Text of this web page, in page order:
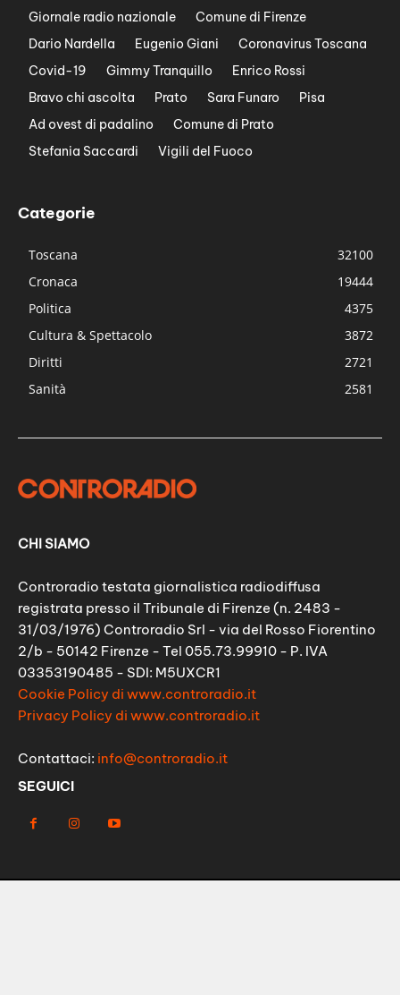
Giornale radio nazionale
Comune di Firenze
Dario Nardella
Eugenio Giani
Coronavirus Toscana
Covid-19
Gimmy Tranquillo
Enrico Rossi
Bravo chi ascolta
Prato Sara Funaro
Pisa
Ad ovest di padalino
Comune di Prato
Stefania Saccardi
Vigili del Fuoco
Categorie
Toscana
32100
Cronaca
19444
Politica
4375
Cultura & Spettacolo
3872
Diritti
2721
Sanità
2581
CHI SIAMO
Controradio testata giornalistica radiodiffusa
registrata presso il Tribunale di Firenze (n. 2483 -
31/03/1976) Controradio Srl - via del Rosso Fiorentino
2/b - 50142 Firenze - Tel 055.73.99910 - P. IVA
03353190485 - SDI: M5UXCR1
Cookie Policy di www.controradio.it
Privacy Policy di www.controradio.it
Contattaci: info@controradio.it
SEGUICI